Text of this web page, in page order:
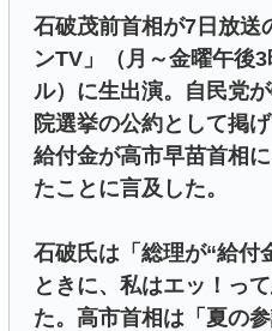
石破茂前首相が7日放送
ンTV」（月～金曜午後
ル）に生出演。自民党
院選挙の公約として掲
給付金が高市早苗首相
たことに言及した。
石破氏は「総理が“給付
ときに、私はエッ！っ
た。高市首相は「夏の